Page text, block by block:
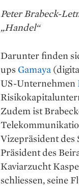
Peter Brabeck-
„Handel“
Darunter finden
ups Gamaya
US-Unternehmen
Zudem ist
Vizepräsident des
Präsident des
Kaviarzucht
schliessen, seine